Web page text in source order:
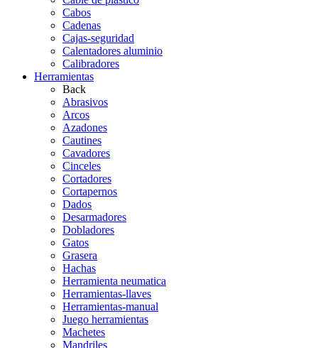
Cabos
Cadenas
Cajas-seguridad
Calentadores aluminio
Calibradores
Herramientas
Back
Abrasivos
Arcos
Azadones
Cautines
Cavadores
Cinceles
Cortadores
Cortapernos
Dados
Desarmadores
Dobladores
Gatos
Grasera
Hachas
Herramienta neumatica
Herramientas-llaves
Herramientas-manual
Juego herramientas
Machetes
Mandriles